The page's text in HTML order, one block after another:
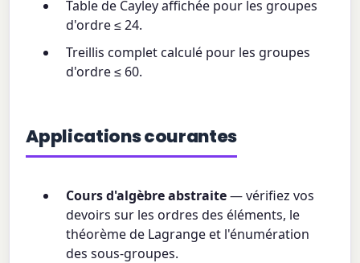
Table de Cayley affichée pour les groupes
d'ordre ≤ 24.
Treillis complet calculé pour les groupes
d'ordre ≤ 60.
Applications courantes
Cours d'algèbre abstraite— vérifiez vos
devoirs sur les ordres des éléments, le
théorème de Lagrange et l'énumération
des sous-groupes.